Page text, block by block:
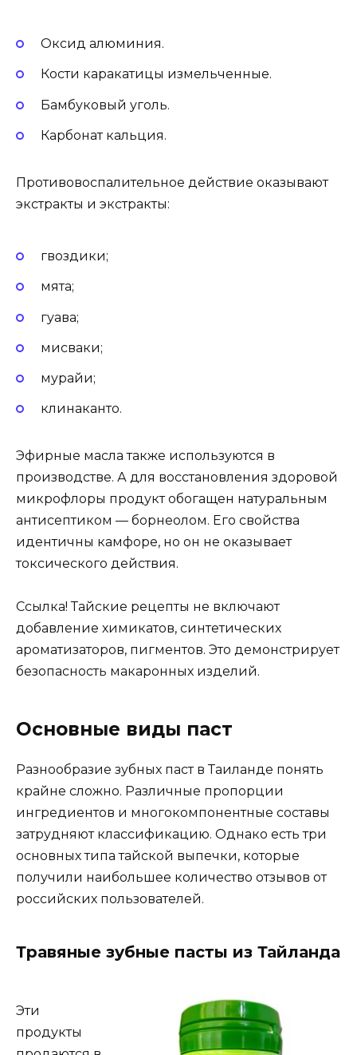
Оксид алюминия.
Кости каракатицы измельченные.
Бамбуковый уголь.
Карбонат кальция.
Противовоспалительное действие оказывают
экстракты и экстракты:
гвоздики;
мята;
гуава;
мисваки;
мурайи;
клинаканто.
Эфирные масла также используются в
производстве. А для восстановления здоровой
микрофлоры продукт обогащен натуральным
антисептиком — борнеолом. Его свойства
идентичны камфоре, но он не оказывает
токсического действия.
Ссылка! Тайские рецепты не включают
добавление химикатов, синтетических
ароматизаторов, пигментов. Это демонстрирует
безопасность макаронных изделий.
Основные виды паст
Разнообразие зубных паст в Таиланде понять
крайне сложно. Различные пропорции
ингредиентов и многокомпонентные составы
затрудняют классификацию. Однако есть три
основных типа тайской выпечки, которые
получили наибольшее количество отзывов от
российских пользователей.
Травяные зубные пасты из Тайланда
Эти
продукты